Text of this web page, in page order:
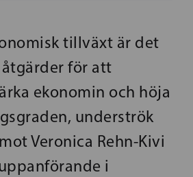
tillväxt är det
för att
ekonomin och höja
underströk
Veronica Rehn-Kivi
i